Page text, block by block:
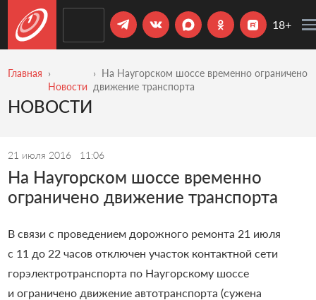
18+
Главная
Новости
На Наугорском шоссе временно ограничено
движение транспорта
НОВОСТИ
21 июля 2016 11:06
На Наугорском шоссе временно
ограничено движение транспорта
В связи с проведением дорожного ремонта 21 июля
с 11 до 22 часов отключен участок контактной сети
горэлектротранспорта по Наугорскому шоссе
и ограничено движение автотранспорта (сужена